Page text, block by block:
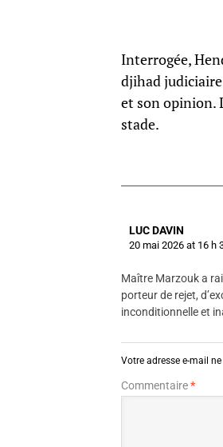
Interrogée,
djihad
et son opinion.
stade.
LUC DAVIN
20 mai 2026 at 16 h
Maître Marzouk a
porteur de rejet,
inconditionnelle et
Votre adresse e-mail
Commentaire*